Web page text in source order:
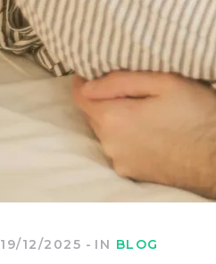
19/12/2025 IN BLOG